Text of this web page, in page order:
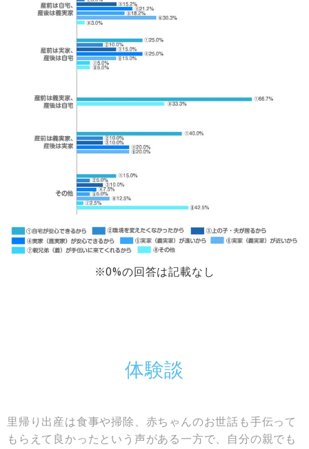
※0%の回答は記載なし
体験談
里帰り出産は食事や掃除、赤ちゃんのお世話も手伝って
もらえて良かったという声がある一方で、自分の親でも